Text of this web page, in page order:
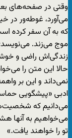
وقتی در صفحه‌های
می‌آورد، غوطه‌ور در
که به آن سفر کرده
موج می‌زند.
زندگی‌اش راضی و
حالا این متن را
نمی‌داند و این بر
ادبی «پیشگویی
می‌دانیم که
می‌خواهیم به آنها
تو را خواهند یافت.»